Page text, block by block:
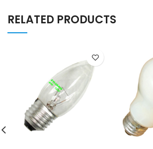
RELATED PRODUCTS